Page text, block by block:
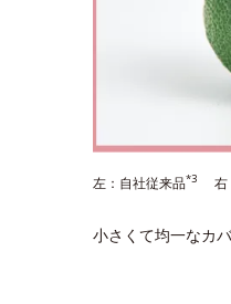
左：自社従来品*3 右
小さくて均一なカ